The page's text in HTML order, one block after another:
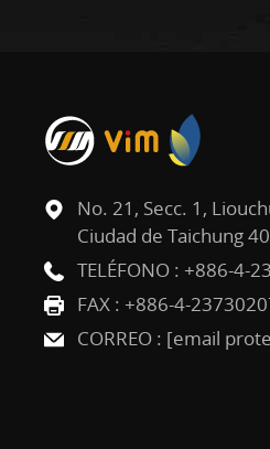
No. 21, Secc. 1,
Ciudad de Taichung
TELÉFONO : +886-4-
FAX : +886-4-
CORREO : [email